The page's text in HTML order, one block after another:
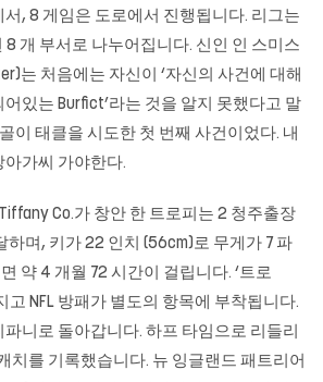
서, 8 게임은 도로에서 진행됩니다. 리그는
8 개 부서로 나누어집니다. 신인 인 스미스
는 처음에는 자신이 ‘자신의 사건에 대해
있는 Burfict’라는 것을 알지 못했다고 말
이 태클을 시도한 첫 번째 사건이었다. 내
가씨 가야한다.
Co.가 창안 한 트로피는 2 청주출장
하며, 키가 22 인치 (56cm)로 무게가 7 파
약 4 개월 72 시간이 걸립니다. ‘트로
고 NFL 방패가 별도의 항목에 부착됩니다.
니로 돌아갑니다. 하프 타임으로 리들리
치를 기록했습니다. 뉴 잉글랜드 패트리어